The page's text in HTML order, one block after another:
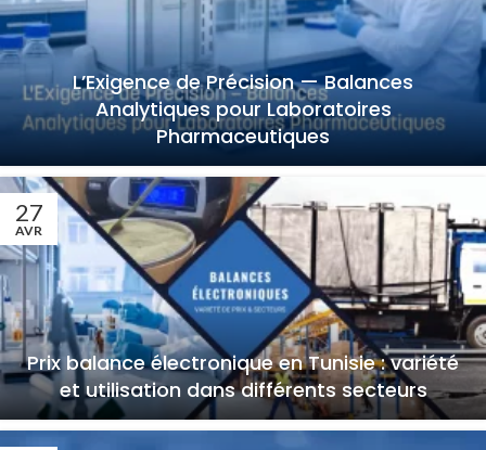
L’Exigence de Précision — Balances
Analytiques pour Laboratoires
Pharmaceutiques
27
AVR
Prix balance électronique en Tunisie : variété
et utilisation dans différents secteurs